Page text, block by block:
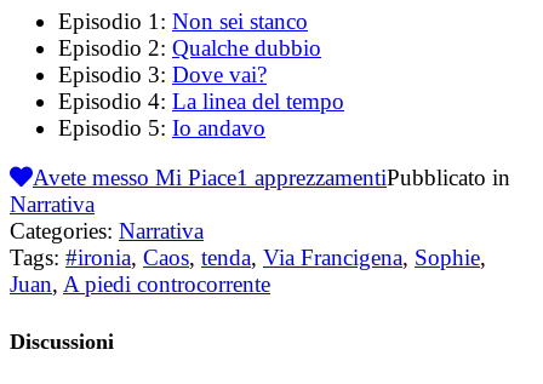
Episodio 1: Non sei stanco
Episodio 2: Qualche dubbio
Episodio 3: Dove vai?
Episodio 4: La linea del tempo
Episodio 5: Io andavo
Avete messo Mi Piace1 apprezzamentiPubblicato in
Narrativa
Categories: Narrativa
Tags: #ironia, Caos, tenda, Via Francigena, Sophie,
Juan, A piedi controcorrente
Discussioni